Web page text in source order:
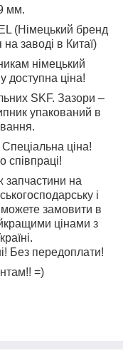
мм.
(Німецький бренд
заводі в Китаї)
німецький
доступна ціна!
SKF. Зазори –
упакований в
ціна!
співпраці!
запчастини на
і
можете замовити в
цінами з
Без передоплати!
=)